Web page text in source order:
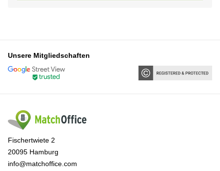
Unsere Mitgliedschaften
Fischertwiete 2
20095 Hamburg
info@matchoffice.com